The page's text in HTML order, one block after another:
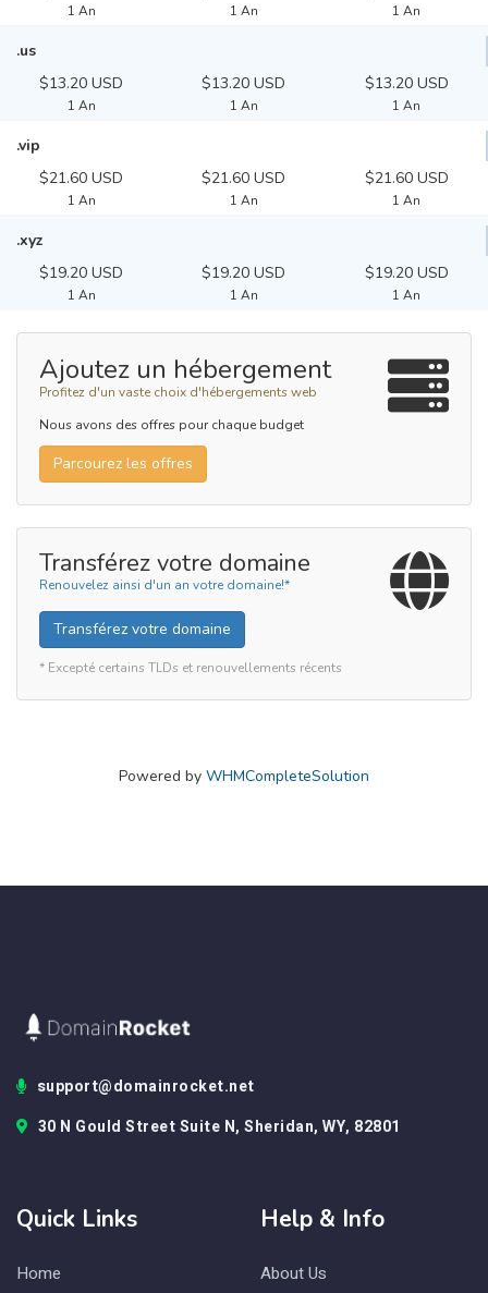
1 An 1 An 1 An
.us
$13.20 USD
1 An
$13.20 USD
1 An
$13.20 USD
1 An
.vip
$21.60 USD
1 An
$21.60 USD
1 An
$21.60 USD
1 An
.xyz
$19.20 USD
1 An
$19.20 USD
1 An
$19.20 USD
1 An
Ajoutez un hébergement
Profitez d'un vaste choix d'hébergements web
Nous avons des offres pour chaque budget
Parcourez les offres
Transférez votre domaine
Renouvelez ainsi d'un an votre domaine!*
Transférez votre domaine
* Excepté certains TLDs et renouvellements récents
Powered by WHMCompleteSolution
support@domainrocket.net
30 N Gould Street Suite N, Sheridan, WY, 82801
Quick Links
Home
Help & Info
About Us